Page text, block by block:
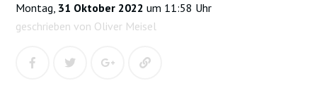
Montag, 31 Oktober 2022 um 11:58 Uhr
geschrieben von Oliver Meisel